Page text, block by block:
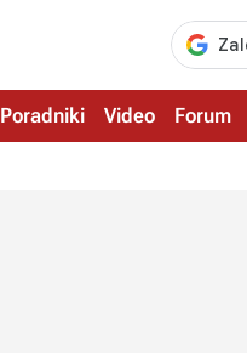
Poradniki Video Forum